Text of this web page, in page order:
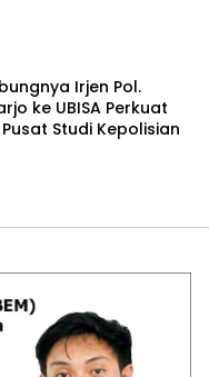
Irjen Pol.
ke UBISA Perkuat
Studi Kepolisian